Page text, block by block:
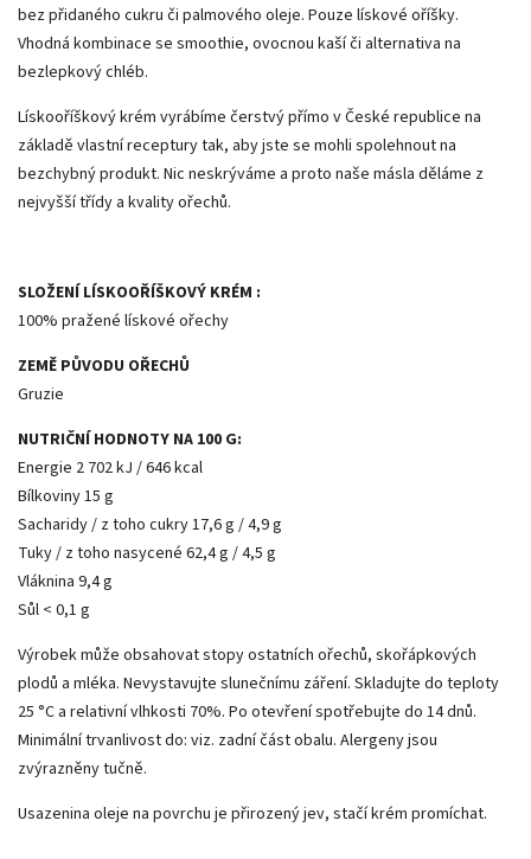
bez přidaného cukru či palmového oleje. Pouze lískové oříšky.
Vhodná kombinace se smoothie, ovocnou kaší či alternativa na
bezlepkový chléb.
Lískooříškový krém vyrábíme čerstvý přímo v České republice na
základě vlastní receptury tak, aby jste se mohli spolehnout na
bezchybný produkt. Nic neskrýváme a proto naše másla děláme z
nejvyšší třídy a kvality ořechů.
SLOŽENÍ LÍSKOOŘÍŠKOVÝ KRÉM :
100% pražené lískové ořechy
ZEMĚ PŮVODU OŘECHŮ
Gruzie
NUTRIČNÍ HODNOTY NA 100 G:
Energie 2 702 kJ / 646 kcal
Bílkoviny 15 g
Sacharidy / z toho cukry 17,6 g / 4,9 g
Tuky / z toho nasycené 62,4 g / 4,5 g
Vláknina 9,4 g
Sůl < 0,1 g
Výrobek může obsahovat stopy ostatních ořechů, skořápkových
plodů a mléka. Nevystavujte slunečnímu záření. Skladujte do teploty
25 °C a relativní vlhkosti 70%. Po otevření spotřebujte do 14 dnů.
Minimální trvanlivost do: viz. zadní část obalu. Alergeny jsou
zvýrazněny tučně.
Usazenina oleje na povrchu je přirozený jev, stačí krém promíchat.